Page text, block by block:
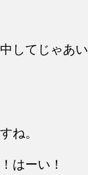
してじゃあい
ね。
はーい！